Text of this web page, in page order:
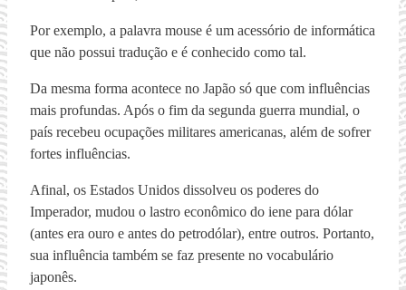
Por exemplo, a palavra mouse é um acessório de informática
que não possui tradução e é conhecido como tal.
Da mesma forma acontece no Japão só que com influências
mais profundas. Após o fim da segunda guerra mundial, o
país recebeu ocupações militares americanas, além de sofrer
fortes influências.
Afinal, os Estados Unidos dissolveu os poderes do
Imperador, mudou o lastro econômico do iene para dólar
(antes era ouro e antes do petrodólar), entre outros. Portanto,
sua influência também se faz presente no vocabulário
japonês.